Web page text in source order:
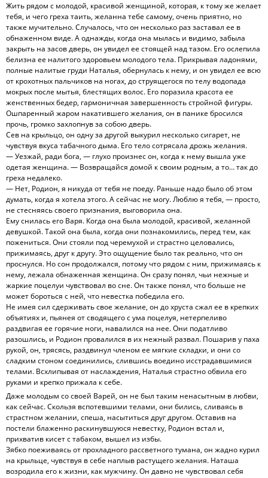
Жить рядом с молодой, красивой женщиной, которая, к тому же желает
тебя, и чего греха таить, желанна тебе самому, очень приятно, но
также мучительно. Случалось, что он несколько раз заставал ее в
обнаженном виде. А однажды, когда она мылась и видимо, забыла
закрыть на засов дверь, он увидел ее стоящей над тазом. Его ослепила
белизна ее налитого здоровьем молодого тела. Прикрывая ладонями,
полные налитые груди Наталья, обернулась к нему, и он увидел ее всю
от крохотных пальчиков на ногах, до струящегося по телу водопада
мокрых после мытья, блестящих волос. Его поразила красота ее
женственных бедер, гармоничная завершенность стройной фигуры.
Ошпаренный жаром накатившего желания, он в панике бросился
прочь, громко захлопнув за собою дверь.
Сев на крыльцо, он одну за другой выкурил несколько сигарет, не
чувствуя вкуса табачного дыма. Его тело сотрясала дрожь желания.
— Уезжай, ради бога, — глухо произнес он, когда к нему вышла уже
одетая женщина. — Возвращайся домой к своим родным, а то… так до
греха недалеко.
— Нет, Родион, я никуда от тебя не поеду. Раньше надо было об этом
думать, когда я хотела этого. А сейчас не могу. Люблю я тебя, — просто,
не стесняясь своего признания, выговорила она.
Ему снилась его Варя. Когда она была молодой, красивой, желанной
девушкой. Такой она была, когда они познакомились, перед тем, как
пожениться. Они стояли под черемухой и страстно целовались,
прижимаясь, друг к другу. Это ощущение было так реально, что он
проснулся. Но сон продолжался, потому что рядом с ним, прижимаясь к
нему, лежала обнаженная женщина. Он сразу понял, чьи нежные и
жаркие поцелуи чувствовал во сне. Он также понял, что больше не
может бороться с ней, что невестка победила его.
Не имея сил сдерживать свое желание, он до хруста сжал ее в крепких
объятиях и, пьянея от сводящего с ума поцелуя, нетерпеливо
раздвигая ее горячие ноги, навалился на нее. Они податливо
разошлись, и Родион провалился в их нежный развал. Пошарив у паха
рукой, он, трясясь, раздвинул членом ее мягкие складки, и они со
сладким стоном соединились, слившись воедино исстрадавшимися
телами. Всхлипывая от наслаждения, Наталья страстно обвила его
руками и крепко прижала к себе.
Даже молодым со своей Варей, он не был таким ненасытным в любви,
как сейчас. Скользя вспотевшими телами, они бились, сливаясь в
страстном желании, спеша, насытиться друг другом. Оставив на
постели блаженно раскинувшуюся невестку, Родион встал и,
прихватив кисет с табаком, вышел из избы.
Зябко поеживаясь от прохладного рассветного тумана, он жадно курил
на крыльце, чувствуя в себе наплыв растущего желания. Наташа
возродила его к жизни, как мужчину. Он давно не чувствовал себя